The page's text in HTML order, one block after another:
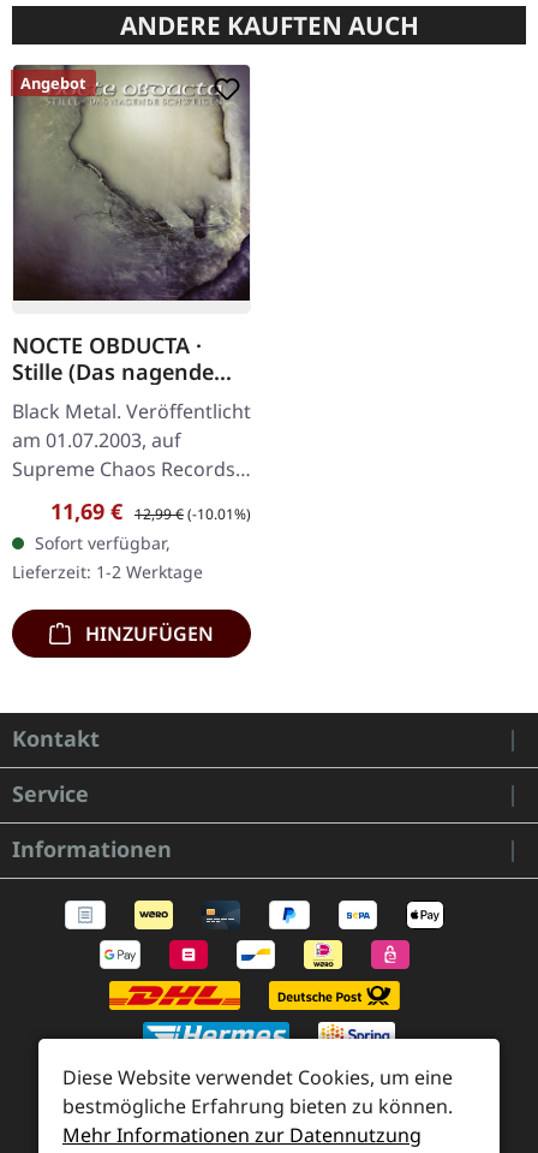
ANDERE KAUFTEN AUCH
Angebot
NOCTE OBDUCTA ·
Stille (Das nagende
Schweigen) | CD
Black Metal. Veröffentlicht
am 01.07.2003, auf
Supreme Chaos Records.
CD im Jewelcase. Mit
"Stille (Das nagende
Schweigen)" zeigen sich
Nocte Obducta…
Verkaufspreis:
11,69 € Regulärer Preis:
12,99 €(-10.01%)
Sofort verfügbar,
Lieferzeit: 1-2 Werktage
HINZUFÜGEN
Kontakt
Service
Informationen
Zahlung und Versand
Diese Website verwendet Cookies, um eine
bestmögliche Erfahrung bieten zu können.
Mehr Informationen zur Datennutzung